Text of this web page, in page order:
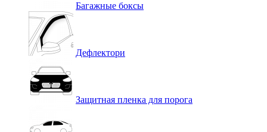
Багажные боксы
Дефлектори
Защитная пленка для порога